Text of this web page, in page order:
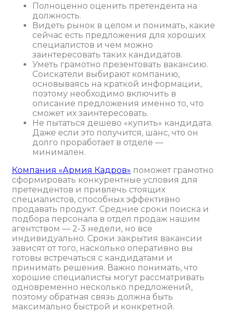
Полноценно оценить претендента на
должность.
Видеть рынок в целом и понимать, какие
сейчас есть предложения для хороших
специалистов и чем можно
заинтересовать таких кандидатов.
Уметь грамотно презентовать вакансию.
Соискатели выбирают компанию,
основываясь на краткой информации,
поэтому необходимо включить в
описание предложения именно то, что
сможет их заинтересовать.
Не пытаться дешево «купить» кандидата.
Даже если это получится, шанс, что он
долго проработает в отделе —
минимален.
Компания «Армия Кадров» поможет грамотно
сформировать конкурентные условия для
претендентов и привлечь стоящих
специалистов, способных эффективно
продавать продукт. Средние сроки поиска и
подбора персонала в отдел продаж нашим
агентством — 2-3 недели, но все
индивидуально. Сроки закрытия вакансии
зависят от того, насколько оперативно вы
готовы встречаться с кандидатами и
принимать решения. Важно понимать, что
хорошие специалисты могут рассматривать
одновременно несколько предложений,
поэтому обратная связь должна быть
максимально быстрой и конкретной.